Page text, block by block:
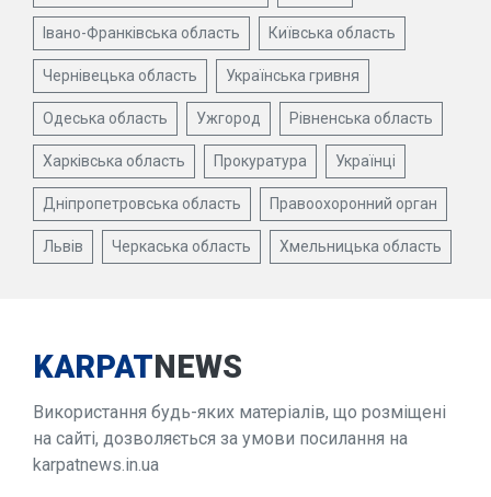
Івано-Франківська область Київська область
Чернівецька область Українська гривня
Одеська область Ужгород Рівненська область
Харківська область Прокуратура Українці
Дніпропетровська область Правоохоронний орган
Львів Черкаська область Хмельницька область
KARPATNEWS
Використання будь-яких матеріалів, що розміщені
на сайті, дозволяється за умови посилання на
karpatnews.in.ua